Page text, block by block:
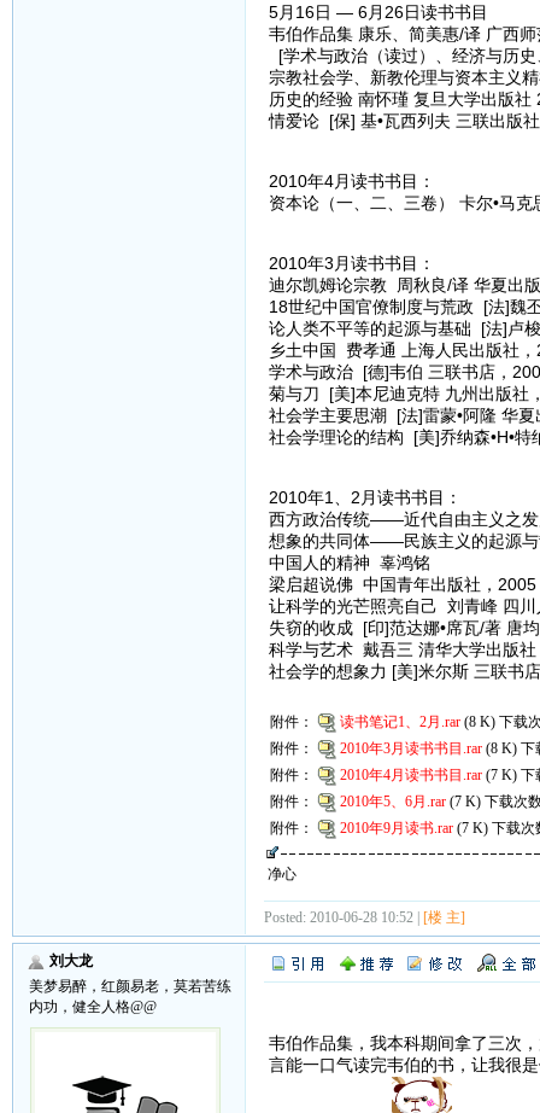
5月16日 — 6月26日读书书目
韦伯作品集 康乐、简美惠/译 广西
[学术与政治（读过）、经济与历
宗教社会学、新教伦理与资本主义
历史的经验 南怀瑾 复旦大学出版社
情爱论 [保] 基•瓦西列夫 三联出版
2010年4月读书书目：
资本论（一、二、三卷） 卡尔•马
2010年3月读书书目：
迪尔凯姆论宗教 周秋良/译 华夏出
18世纪中国官僚制度与荒政 [法]魏
论人类不平等的起源与基础 [法]卢
乡土中国 费孝通 上海人民出版社
学术与政治 [德]韦伯 三联书店，
菊与刀 [美]本尼迪克特 九州出版社
社会学主要思潮 [法]雷蒙•阿隆 华
社会学理论的结构 [美]乔纳森•H•
2010年1、2月读书书目：
西方政治传统——近代自由主义之
想象的共同体——民族主义的起源与
中国人的精神 辜鸿铭
梁启超说佛 中国青年出版社，2005
让科学的光芒照亮自己 刘青峰 四
失窃的收成 [印]范达娜•席瓦/著 唐
科学与艺术 戴吾三 清华大学出版
社会学的想象力 [美]米尔斯 三联
附件： 读书笔记1、2月.rar(8 K) 下载
附件：
2010年3月读书书目.rar(8 K) 下
附件：
2010年4月读书书目.rar(7 K) 下
附件：
2010年5、6月.rar(7 K) 下载次
附件：
2010年9月读书.rar(7 K) 下载次
净心
Posted: 2010-06-28 10:52 | [楼 主]
刘大龙
美梦易醉，红颜易老，莫若苦练
内功，健全人格@@
韦伯作品集，我本科期间拿了三次
言能一口气读完韦伯的书，让我很